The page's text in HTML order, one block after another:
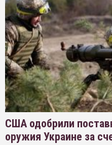
США одобрили
оружия Украине за